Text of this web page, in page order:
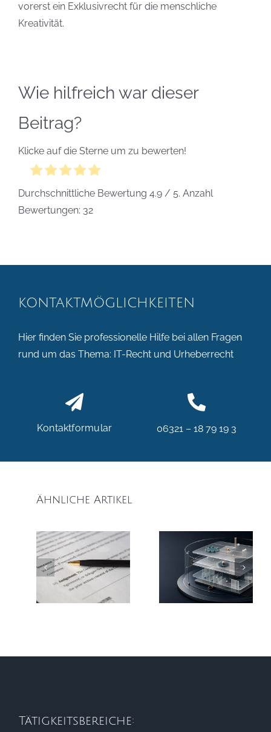
vorerst ein Exklusivrecht für die menschliche
Kreativität.
Wie hilfreich war dieser
Beitrag?
Klicke auf die Sterne um zu bewerten!
Durchschnittliche Bewertung 4.9/ 5. Anzahl
Bewertungen: 32
KONTAKTMÖGLICHKEITEN
Hier finden Sie professionelle Hilfe bei allen Fragen
rund um das Thema: IT-Rechtund Urheberrecht
Kontaktformular 06321 – 18 79 19 3
Ähnliche Artikel
Dienstleistern:
Datenschutz,
Haftung
und SLAs
EU AI Act –
Was
Unternehmen
jetzt wissen
müssen
Tätigkeitsbereiche: